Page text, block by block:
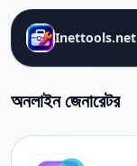
Inettools.net
অনলাইন জেনারেটর